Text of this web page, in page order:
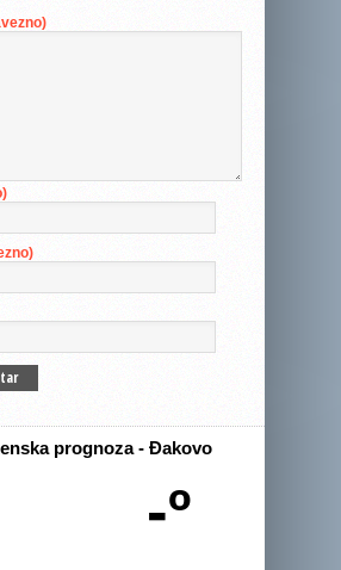
prognoza - Đakovo
-º